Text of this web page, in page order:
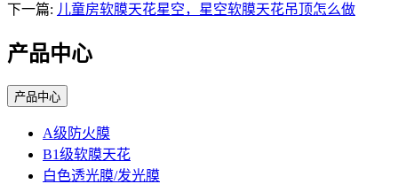
下一篇: 儿童房软膜天花星空，星空软膜天花吊顶怎么做
产品中心
产品中心
A级防火膜
B1级软膜天花
白色透光膜/发光膜